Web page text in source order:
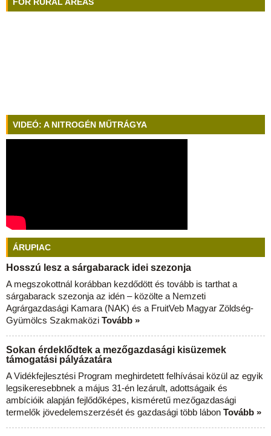
VIDEÓ: A NITROGÉN MŰTRÁGYA
ÁRUPIAC
Hosszú lesz a sárgabarack idei szezonja
A megszokottnál korábban kezdődött és tovább is tarthat a
sárgabarack szezonja az idén – közölte a Nemzeti
Agrárgazdasági Kamara (NAK) és a FruitVeb Magyar Zöldség-
Gyümölcs Szakmaközi Tovább »
Sokan érdeklődtek a mezőgazdasági kisüzemek
támogatási pályázatára
A Vidékfejlesztési Program meghirdetett felhívásai közül az egyik
legsikeresebbnek a május 31-én lezárult, adottságaik és
ambícióik alapján fejlődőképes, kisméretű mezőgazdasági
termelők jövedelemszerzését és gazdasági több lábon Tovább »